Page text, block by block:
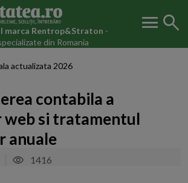
marca Rentrop&Straton -
din Romania
menu search
actualizata 2026
contabila a
web si tratamentul
anuale
1416